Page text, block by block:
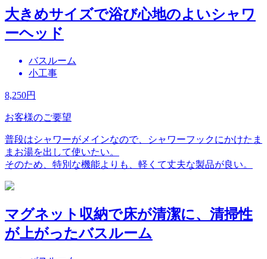
大きめサイズで浴び心地のよいシャワ
ーヘッド
バスルーム
小工事
8,250円
お客様のご要望
普段はシャワーがメインなので、シャワーフックにかけたま
まお湯を出して使いたい。
そのため、特別な機能よりも、軽くて丈夫な製品が良い。
マグネット収納で床が清潔に、清掃性
が上がったバスルーム